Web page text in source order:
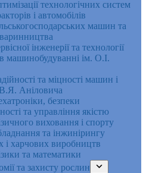
технологічних систем
і автомобілів
машин та
інженерії та технології
в машинобудуванні ім. О.І.
та міцності машин і
Аніловича
безпеки
та управління якістю
виховання і спорту
та інжинірингу
і харчових виробництв
та математики
та захисту рослин